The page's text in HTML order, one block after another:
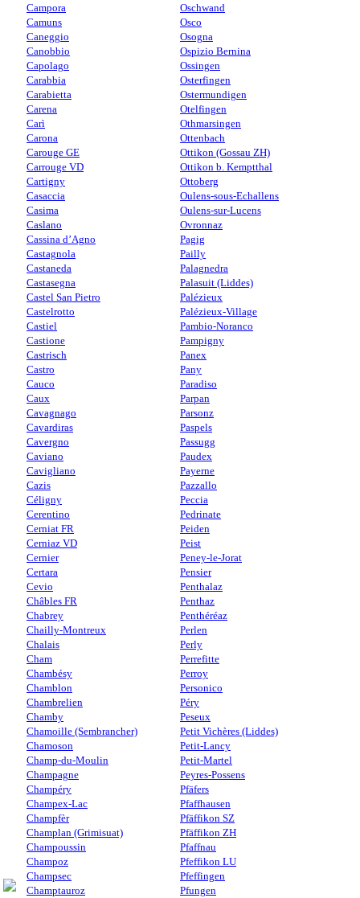
Campora
Camuns
Caneggio
Canobbio
Capolago
Carabbia
Carabietta
Carena
Carì
Carona
Carouge GE
Carrouge VD
Cartigny
Casaccia
Casima
Caslano
Cassina d’Agno
Castagnola
Castaneda
Castasegna
Castel San Pietro
Castelrotto
Castiel
Castione
Castrisch
Castro
Cauco
Caux
Cavagnago
Cavardiras
Cavergno
Caviano
Cavigliano
Cazis
Céligny
Cerentino
Cerniat FR
Cerniaz VD
Cernier
Certara
Cevio
Châbles FR
Chabrey
Chailly-Montreux
Chalais
Cham
Chambésy
Chamblon
Chambrelien
Chamby
Chamoille (Sembrancher)
Chamoson
Champ-du-Moulin
Champagne
Champéry
Champex-Lac
Champfèr
Champlan (Grimisuat)
Champoussin
Champoz
Champsec
Champtauroz
Oschwand
Osco
Osogna
Ospizio Bernina
Ossingen
Osterfingen
Ostermundigen
Otelfingen
Othmarsingen
Ottenbach
Ottikon (Gossau ZH)
Ottikon b. Kemptthal
Ottoberg
Oulens-sous-Echallens
Oulens-sur-Lucens
Ovronnaz
Pagig
Pailly
Palagnedra
Palasuit (Liddes)
Palézieux
Palézieux-Village
Pambio-Noranco
Pampigny
Panex
Pany
Paradiso
Parpan
Parsonz
Paspels
Passugg
Paudex
Payerne
Pazzallo
Peccia
Pedrinate
Peiden
Peist
Peney-le-Jorat
Pensier
Penthalaz
Penthaz
Penthéréaz
Perlen
Perly
Perrefitte
Perroy
Personico
Péry
Peseux
Petit Vichères (Liddes)
Petit-Lancy
Petit-Martel
Peyres-Possens
Pfäfers
Pfaffhausen
Pfäffikon SZ
Pfäffikon ZH
Pfaffnau
Pfeffikon LU
Pfeffingen
Pfungen